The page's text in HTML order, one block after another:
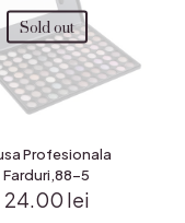
Sold out
Profesionala
Farduri,88-5
24.00 lei